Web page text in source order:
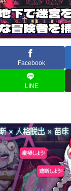
Facebook
LINE